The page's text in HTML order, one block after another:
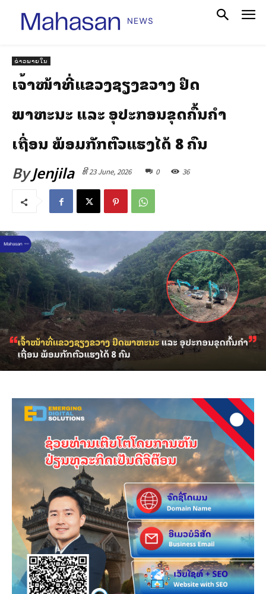
ຂ່າວພາຍໃນ
ເຈົ້າໜ້າທີ່ແຂວງຊຽງຂວາງ ຢຶດ
ພາຫະນະ ແລະ ອຸປະກອນຂຸດຄົ້ນຄຳ
ເຖື່ອນ ພ້ອມກັກຕົວແຮງໄດ້ 8 ຄົນ
ByJenjila ທີ 23 June, 2026 0 36